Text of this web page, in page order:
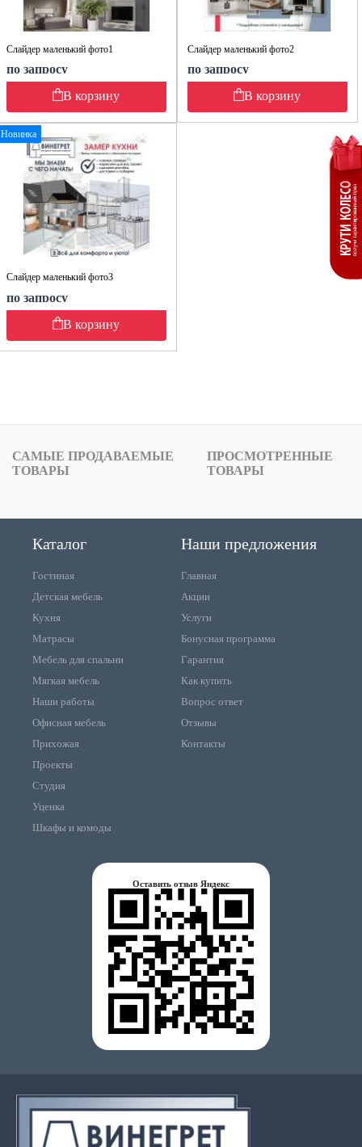
Слайдер маленький фото1
по запросу
В корзину
Слайдер маленький фото2
по запросу
В корзину
Новинка
Слайдер маленький фото3
по запросу
В корзину
САМЫЕ ПРОДАВАЕМЫЕ
ТОВАРЫ
ПРОСМОТРЕННЫЕ
ТОВАРЫ
Каталог
Гостиная
Детская мебель
Кухня
Матрасы
Мебель для спальни
Мягкая мебель
Наши работы
Офисная мебель
Прихожая
Проекты
Студия
Уценка
Шкафы и комоды
Наши предложения
Главная
Акции
Услуги
Бонусная программа
Гарантия
Как купить
Вопрос ответ
Отзывы
Контакты
Оставить отзыв Яндекс